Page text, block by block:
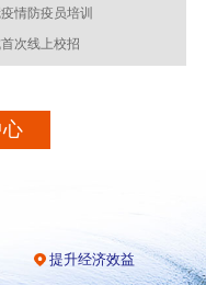
情防疫员培训
次线上校招
提升经济效益